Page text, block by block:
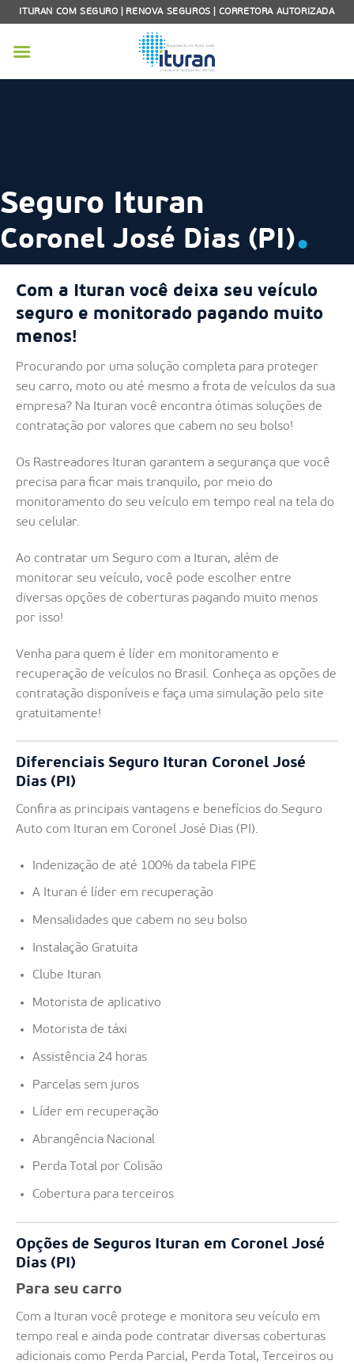
Skip
content
ITURAN COM SEGURO | RENOVA SEGUROS | CORRETORA AUTORIZADA
Seguro Ituran
Coronel José Dias (PI).
Com a Ituran você deixa seu veículo
seguro e monitorado pagando muito
menos!
Procurando por uma solução completa para proteger
seu carro, moto ou até mesmo a frota de veículos da sua
empresa? Na Ituran você encontra ótimas soluções de
contratação por valores que cabem no seu bolso!
Os Rastreadores Ituran garantem a segurança que você
precisa para ficar mais tranquilo, por meio do
monitoramento do seu veículo em tempo real na tela do
seu celular.
Ao contratar um Seguro com a Ituran, além de
monitorar seu veículo, você pode escolher entre
diversas opções de coberturas pagando muito menos
por isso!
Venha para quem é líder em monitoramento e
recuperação de veículos no Brasil. Conheça as opções de
contratação disponíveis e faça uma simulação pelo site
gratuitamente!
Diferenciais Seguro Ituran Coronel José
Dias (PI)
Confira as principais vantagens e benefícios do Seguro
Auto com Ituran em Coronel José Dias (PI).
Indenização de até 100% da tabela FIPE
A Ituran é líder em recuperação
Mensalidades que cabem no seu bolso
Instalação Gratuita
Clube Ituran
Motorista de aplicativo
Motorista de táxi
Assistência 24 horas
Parcelas sem juros
Líder em recuperação
Abrangência Nacional
Perda Total por Colisão
Cobertura para terceiros
Opções de Seguros Ituran em Coronel José
Dias (PI)
Para seu carro
Com a Ituran você protege e monitora seu veículo em
tempo real e ainda pode contratar diversas coberturas
adicionais como Perda Parcial, Perda Total, Terceiros ou